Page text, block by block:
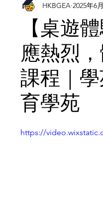
桌遊教育理論及講解技巧
遊背後故事 社工專業
新智力運動 桌遊體驗
【桌遊
應熱烈
課程｜學
育學苑
HKBGEA 2025年6
https://